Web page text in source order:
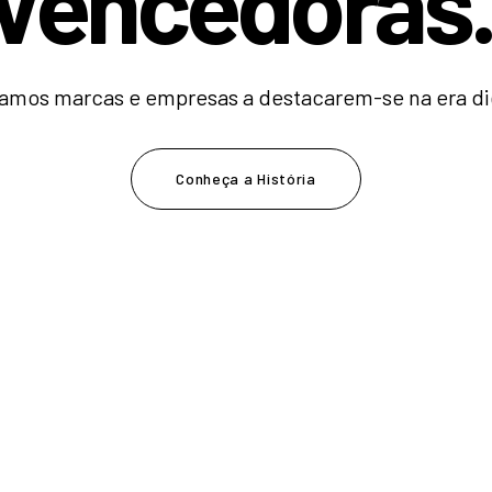
marcas e empresas a destacarem-se na era
Conheça a História